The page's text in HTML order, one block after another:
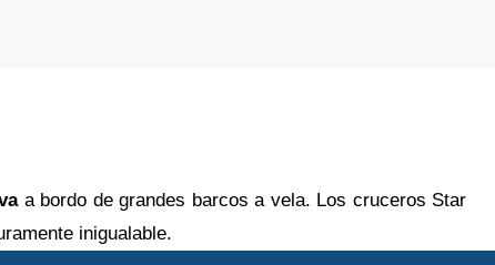
a bordo de grandes barcos a vela. Los cruceros Star
inigualable.